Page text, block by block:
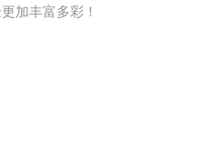
加丰富多彩！